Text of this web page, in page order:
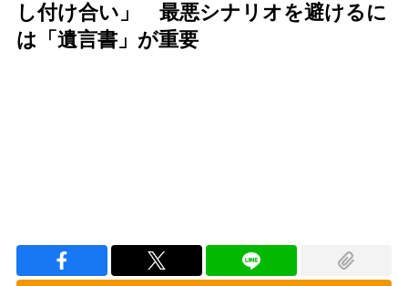
し付け合い」 最悪シナリオを避けるに
は「遺言書」が重要